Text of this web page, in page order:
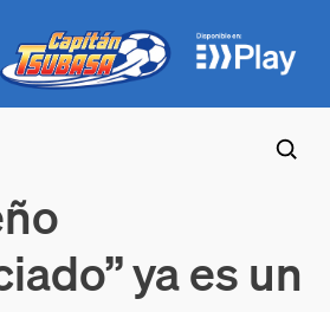
ya es un